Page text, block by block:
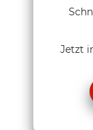
Jetzt